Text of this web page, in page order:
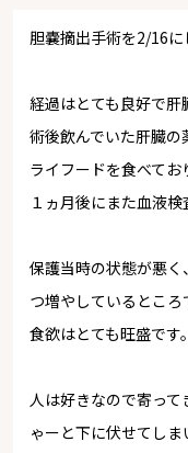
胆嚢摘出手術を2/16に
経過はとても良好で肝
術後飲んでいた肝臓
ライフードを食べてお
１ヵ月後にまた血液検
保護当時の状態が悪
つ増やしているところ
食欲はとても旺盛です。
人は好きなので寄っ
ゃーと下に伏せてし